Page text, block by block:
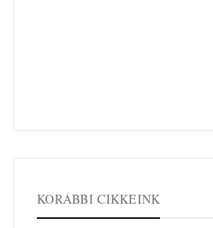
KORÁBBI CIKKEINK